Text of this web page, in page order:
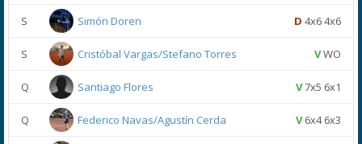
S Simón Doren D 4x6 4x6
S Cristóbal Vargas/Stefano Torres VWO
Q Santiago Flores V7x5 6x1
Q Federico Navas/Agustín Cerda V6x4 6x3